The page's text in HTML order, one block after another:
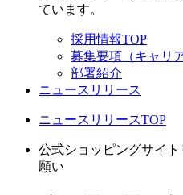
ています。
採用情報TOP
募集要項（キャリ
部署紹介
ニュースリリース
ニュースリリースTOP
公式ショッピングサイ
願い